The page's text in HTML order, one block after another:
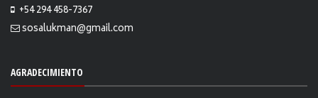
+54 294 458-7367
sosalukman@gmail.com
AGRADECIMIENTO